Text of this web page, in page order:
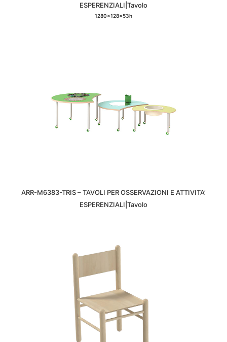
ESPERENZIALI|Tavolo
1280x128x53h
ARR-M6383-TRIS – TAVOLI PER OSSERVAZIONI E ATTIVITA’
ESPERENZIALI|Tavolo